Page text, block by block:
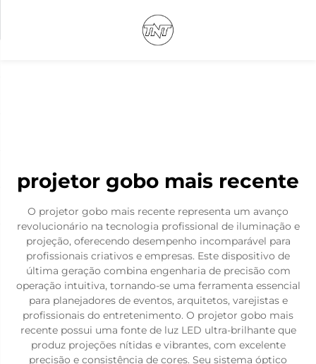
projetor gobo mais recente
O projetor gobo mais recente representa um avanço
revolucionário na tecnologia profissional de iluminação e
projeção, oferecendo desempenho incomparável para
profissionais criativos e empresas. Este dispositivo de
última geração combina engenharia de precisão com
operação intuitiva, tornando-se uma ferramenta essencial
para planejadores de eventos, arquitetos, varejistas e
profissionais do entretenimento. O projetor gobo mais
recente possui uma fonte de luz LED ultra-brilhante que
produz projeções nítidas e vibrantes, com excelente
precisão e consistência de cores. Seu sistema óptico